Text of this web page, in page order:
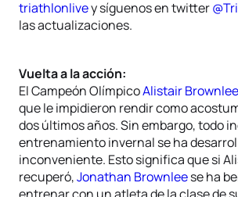
triathlonlivey síguenos en twitter
las actualizaciones.
Vuelta a la acción:
El Campeón OlímpicoAlistair Brownlee
que le impidieron rendir como
dos últimos años. Sin embargo, todo
entrenamiento invernal se ha
inconveniente. Esto significa que si
recuperó,Jonathan Brownleese ha